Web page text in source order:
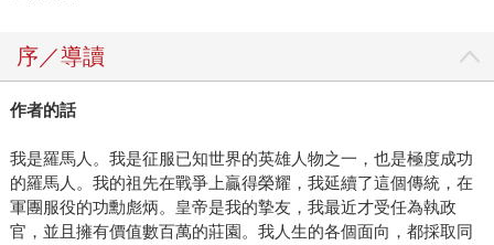
序／導讀
作者的話
我是羅馬人。我是征服已知世界的英雄人物之一，也是極度成功
的羅馬人。我的祖先在戰爭上贏得榮耀，我延續了這個傳統，在
軍團服役的功勳彪炳。皇帝是我的摯友，我最近才受任為執政
官，並且擁有價值數百萬的莊園。我人生的各個面向，都採取同